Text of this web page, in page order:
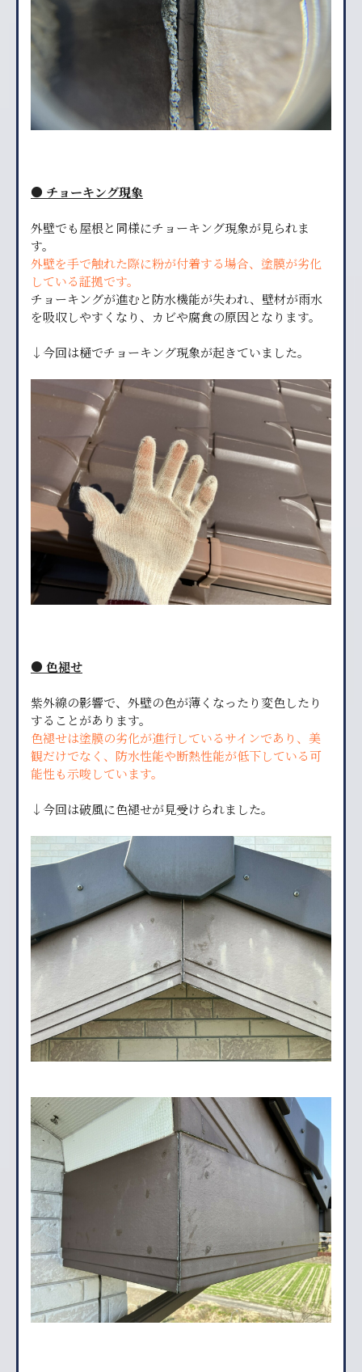
● チョーキング現象
外壁でも屋根と同様にチョーキング現象が見られま
す。
外壁を手で触れた際に粉が付着する場合、塗膜が劣化
している証拠です。
チョーキングが進むと防水機能が失われ、壁材が雨水
を吸収しやすくなり、カビや腐食の原因となります。
↓今回は樋でチョーキング現象が起きていました。
● 色褪せ
紫外線の影響で、外壁の色が薄くなったり変色したり
することがあります。
色褪せは塗膜の劣化が進行しているサインであり、美
観だけでなく、防水性能や断熱性能が低下している可
能性も示唆しています。
↓今回は破風に色褪せが見受けられました。